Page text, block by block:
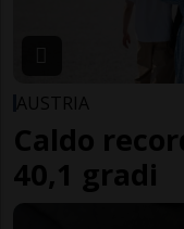
AUSTRIA
Caldo
40,1 gradi